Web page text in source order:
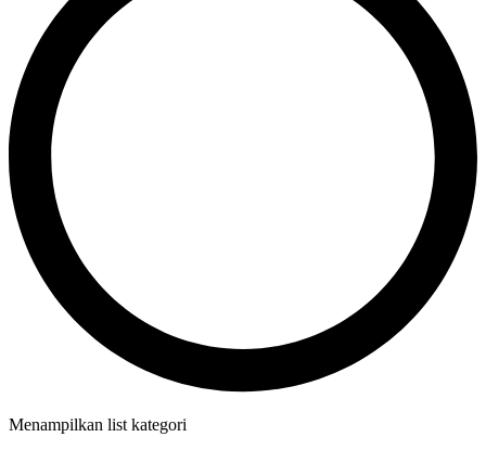
Menampilkan list kategori